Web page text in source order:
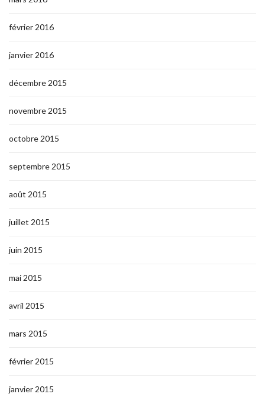
février 2016
janvier 2016
décembre 2015
novembre 2015
octobre 2015
septembre 2015
août 2015
juillet 2015
juin 2015
mai 2015
avril 2015
mars 2015
février 2015
janvier 2015